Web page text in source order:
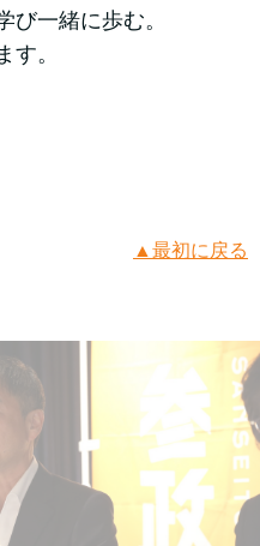
び一緒に歩む。
す。
▲最初に戻る